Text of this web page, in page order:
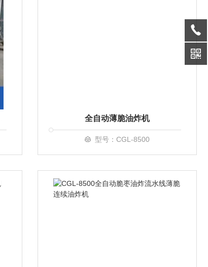
全自动薄脆油炸机
型号：CGL-8500